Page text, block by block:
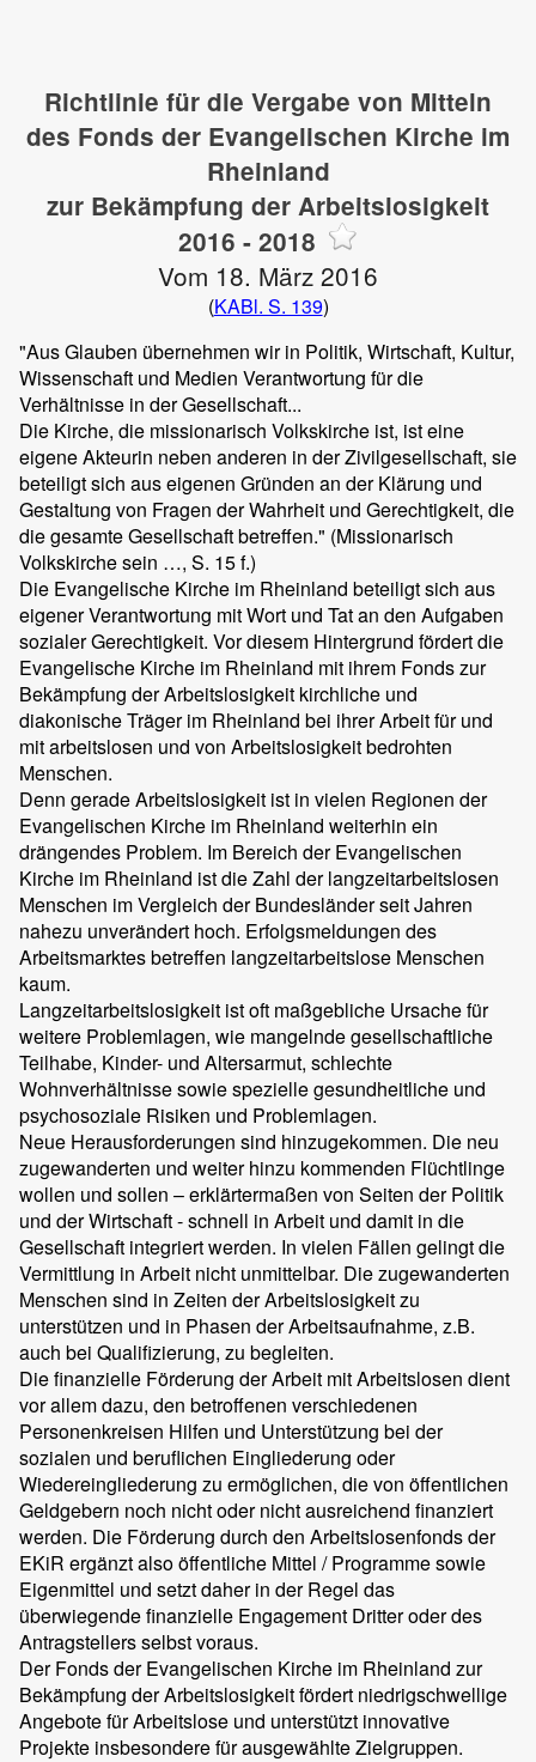
Richtlinie für die Vergabe von Mitteln
des Fonds der Evangelischen Kirche im
Rheinland
zur Bekämpfung der Arbeitslosigkeit
2016 - 2018
Vom 18. März 2016
(KABl. S. 139)
"Aus Glauben übernehmen wir in Politik, Wirtschaft, Kultur,
Wissenschaft und Medien Verantwortung für die
Verhältnisse in der Gesellschaft...
Die Kirche, die missionarisch Volkskirche ist, ist eine
eigene Akteurin neben anderen in der Zivilgesellschaft, sie
beteiligt sich aus eigenen Gründen an der Klärung und
Gestaltung von Fragen der Wahrheit und Gerechtigkeit, die
die gesamte Gesellschaft betreffen." (Missionarisch
Volkskirche sein …, S. 15 f.)
Die Evangelische Kirche im Rheinland beteiligt sich aus
eigener Verantwortung mit Wort und Tat an den Aufgaben
sozialer Gerechtigkeit. Vor diesem Hintergrund fördert die
Evangelische Kirche im Rheinland mit ihrem Fonds zur
Bekämpfung der Arbeitslosigkeit kirchliche und
diakonische Träger im Rheinland bei ihrer Arbeit für und
mit arbeitslosen und von Arbeitslosigkeit bedrohten
Menschen.
Denn gerade Arbeitslosigkeit ist in vielen Regionen der
Evangelischen Kirche im Rheinland weiterhin ein
drängendes Problem. Im Bereich der Evangelischen
Kirche im Rheinland ist die Zahl der langzeitarbeitslosen
Menschen im Vergleich der Bundesländer seit Jahren
nahezu unverändert hoch. Erfolgsmeldungen des
Arbeitsmarktes betreffen langzeitarbeitslose Menschen
kaum.
Langzeitarbeitslosigkeit ist oft maßgebliche Ursache für
weitere Problemlagen, wie mangelnde gesellschaftliche
Teilhabe, Kinder- und Altersarmut, schlechte
Wohnverhältnisse sowie spezielle gesundheitliche und
psychosoziale Risiken und Problemlagen.
Neue Herausforderungen sind hinzugekommen. Die neu
zugewanderten und weiter hinzu kommenden Flüchtlinge
wollen und sollen – erklärtermaßen von Seiten der Politik
und der Wirtschaft - schnell in Arbeit und damit in die
Gesellschaft integriert werden. In vielen Fällen gelingt die
Vermittlung in Arbeit nicht unmittelbar. Die zugewanderten
Menschen sind in Zeiten der Arbeitslosigkeit zu
unterstützen und in Phasen der Arbeitsaufnahme, z.B.
auch bei Qualifizierung, zu begleiten.
Die finanzielle Förderung der Arbeit mit Arbeitslosen dient
vor allem dazu, den betroffenen verschiedenen
Personenkreisen Hilfen und Unterstützung bei der
sozialen und beruflichen Eingliederung oder
Wiedereingliederung zu ermöglichen, die von öffentlichen
Geldgebern noch nicht oder nicht ausreichend finanziert
werden. Die Förderung durch den Arbeitslosenfonds der
EKiR ergänzt also öffentliche Mittel / Programme sowie
Eigenmittel und setzt daher in der Regel das
überwiegende finanzielle Engagement Dritter oder des
Antragstellers selbst voraus.
Der Fonds der Evangelischen Kirche im Rheinland zur
Bekämpfung der Arbeitslosigkeit fördert niedrigschwellige
Angebote für Arbeitslose und unterstützt innovative
Projekte insbesondere für ausgewählte Zielgruppen.